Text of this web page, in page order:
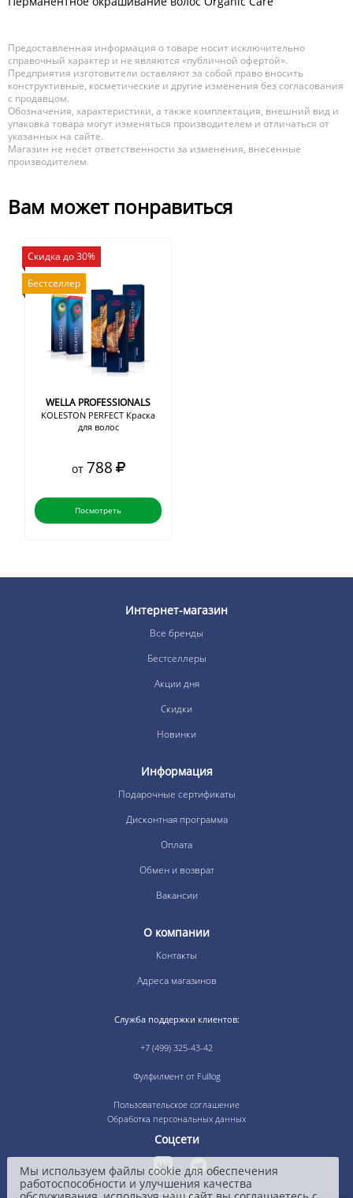
Предоставленная информация о товаре носит исключительно
справочный характер и не являются «публичной офертой».
Предприятия изготовители оставляют за собой право вносить
конструктивные, косметические и другие изменения без согласования
с продавцом.
Обозначения, характеристики, а также комплектация, внешний вид и
упаковка товара могут изменяться производителем и отличаться от
указанных на сайте.
Магазин не несет ответственности за изменения, внесенные
производителем.
Вам может понравиться
Скидка до 30%
Бестселлер
WELLA PROFESSIONALS
KOLESTON PERFECT Краска
для волос
от 788
Посмотреть
Интернет-магазин
Все бренды
Бестселлеры
Акции дня
Скидки
Новинки
Информация
Подарочные сертификаты
Дисконтная программа
Оплата
Обмен и возврат
Вакансии
О компании
Контакты
Адреса магазинов
Служба поддержки клиентов:
+7 (499) 325-43-42
Фулфилмент от Fulllog
Пользовательское соглашение
Обработка персональных данных
Соцсети
Мы используем файлы cookie для обеспечения
работоспособности и улучшения качества